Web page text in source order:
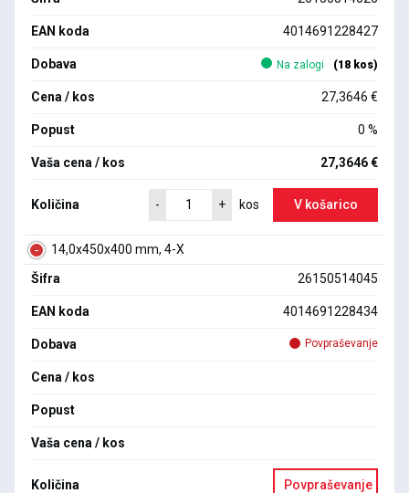
EAN koda 4014691228427
Dobava Na zalogi (18 kos)
Cena / kos 27,3646 €
Popust 0 %
Vaša cena / kos 27,3646 €
Količina - + kos V košarico
14,0x450x400 mm, 4-X
Šifra
26150514045
EAN koda 4014691228434
Dobava Povpraševanje
Cena / kos
Popust
Vaša cena / kos
Količina Povpraševanje